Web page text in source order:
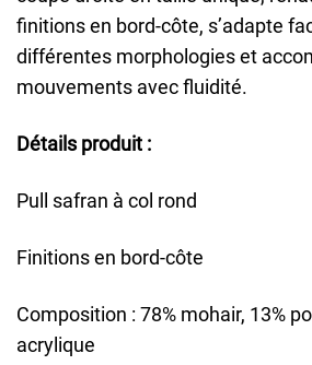
finitions en bord-côte, s’adapte
différentes morphologies et
mouvements avec fluidité.
Détails produit :
Pull safran à col rond
Finitions en bord-côte
Composition : 78% mohair, 13%
acrylique